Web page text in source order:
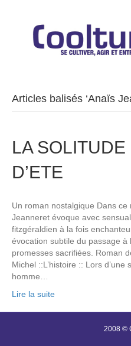
Articles balisés ‘Anaïs
LA
D’ETE
Un roman nostalgique Dans ce
Jeanneret évoque avec
fitzgéraldien à la fois
évocation subtile du passage à
promesses sacrifiées. Roman
Michel ::L’histoire :: Lors
homme…
Lire la suite
2008 ©